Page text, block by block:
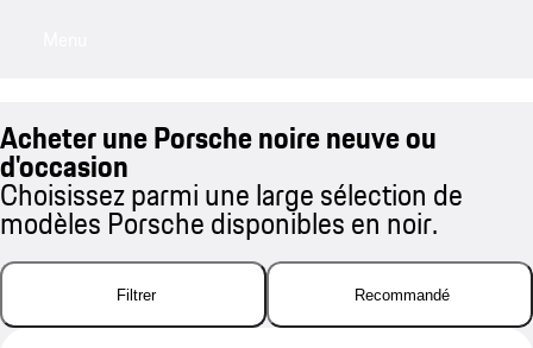
Acheter une Porsche noire neuve ou
d'occasion
Choisissez parmi une large sélection de
modèles Porsche disponibles en noir.
Filtrer Recommandé